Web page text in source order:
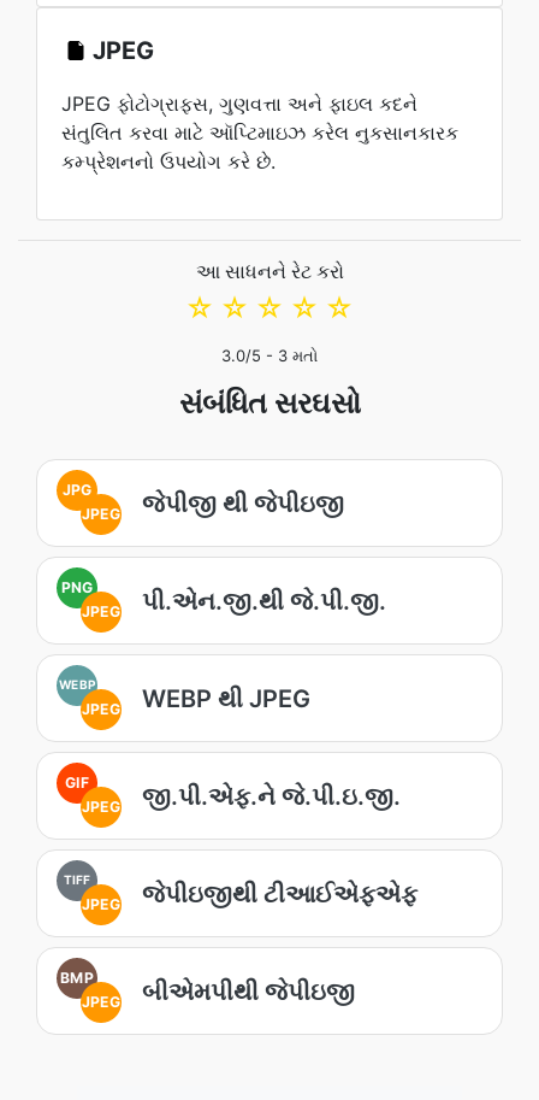
JPEG
JPEG ફોટોગ્રાફ્સ, ગુણવત્તા અને ફાઇલ કદને
સંતુલિત કરવા માટે ઑપ્ટિમાઇઝ કરેલ નુકસાનકારક
કમ્પ્રેશનનો ઉપયોગ કરે છે.
આ સાધનને રેટ કરો
☆
☆
☆
☆
☆
3.0/5 - 3 મતો
સંબંધિત સરઘસો
JPG
JPEG
જેપીજી થી જેપીઇજી
PNG
JPEG
પી.એન.જી.થી જે.પી.જી.
WEBP
JPEG WEBP થી JPEG
GIF
JPEG
જી.પી.એફ.ને જે.પી.ઇ.જી.
TIFF
JPEG જેપીઇજીથી ટીઆઈએફએફ
BMP
JPEG
બીએમપીથી જેપીઇજી